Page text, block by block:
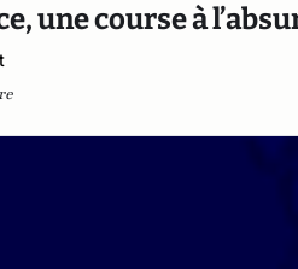
une course à